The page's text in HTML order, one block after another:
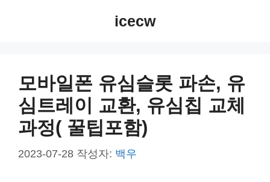
icecw
모바일폰 유심슬롯 파손, 유
심트레이 교환, 유심칩 교체
과정( 꿀팁포함)
2023-07-28 작성자: 백우